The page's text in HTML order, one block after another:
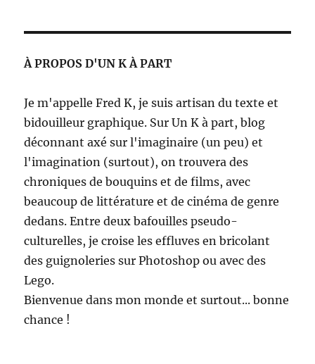
À PROPOS D'UN K À PART
Je m'appelle Fred K, je suis artisan du texte et
bidouilleur graphique. Sur Un K à part, blog
déconnant axé sur l'imaginaire (un peu) et
l'imagination (surtout), on trouvera des
chroniques de bouquins et de films, avec
beaucoup de littérature et de cinéma de genre
dedans. Entre deux bafouilles pseudo-
culturelles, je croise les effluves en bricolant
des guignoleries sur Photoshop ou avec des
Lego.
Bienvenue dans mon monde et surtout... bonne
chance !